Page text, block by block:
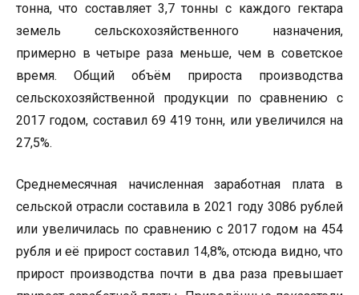
тонна, что составляет 3,7 тонны с каждого гектара
земель сельскохозяйственного назначения,
примерно в четыре раза меньше, чем в советское
время. Общий объём прироста производства
сельскохозяйственной продукции по сравнению с
2017 годом, составил 69 419 тонн, или увеличился на
27,5%.
Среднемесячная начисленная заработная плата в
сельской отрасли составила в 2021 году 3086 рублей
или увеличилась по сравнению с 2017 годом на 454
рубля и её прирост составил 14,8%, отсюда видно, что
прирост производства почти в два раза превышает